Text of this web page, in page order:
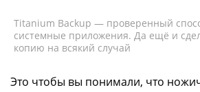
Titanium Backup — проверенный
системные приложения. Да ещё и
копию на всякий случай
Это чтобы вы понимали, что